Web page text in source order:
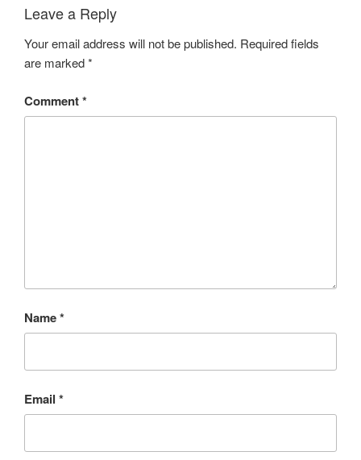
Leave a Reply
Your email address will not be published. Required fields
are marked*
Comment*
Name*
Email *